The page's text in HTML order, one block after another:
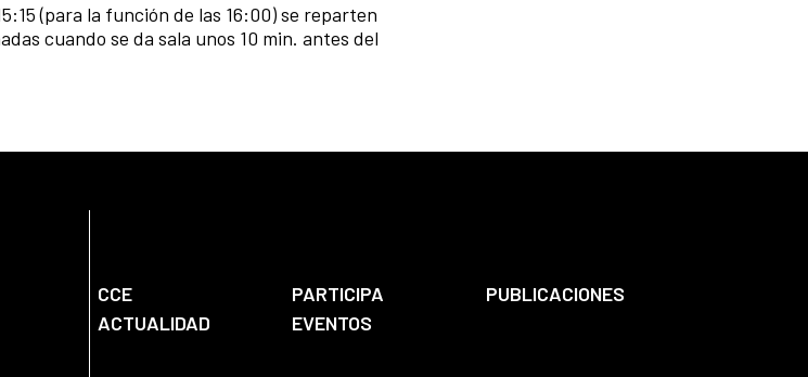
(para la función de las 16:00) se reparten
cuando se da sala unos 10 min. antes del
CCE PARTICIPA
PUBLICACIONES
ACTUALIDAD
EVENTOS